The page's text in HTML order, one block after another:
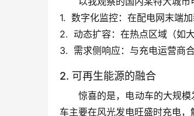
1. 数字化监控：在配电网末端
2. 动态扩容：在热点区域（如
3. 需求侧响应 ：与充电运营商
2. 可再生能源的融合
惊喜的是，电动车的大规模
车主要在风光发电旺盛时充电，